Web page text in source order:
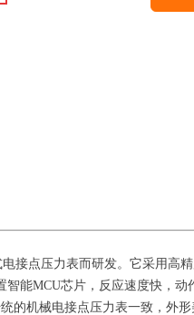
接点压力表而研发。它采用高
能MCU芯片，反应速度快，
的机械电接点压力表一致，外形